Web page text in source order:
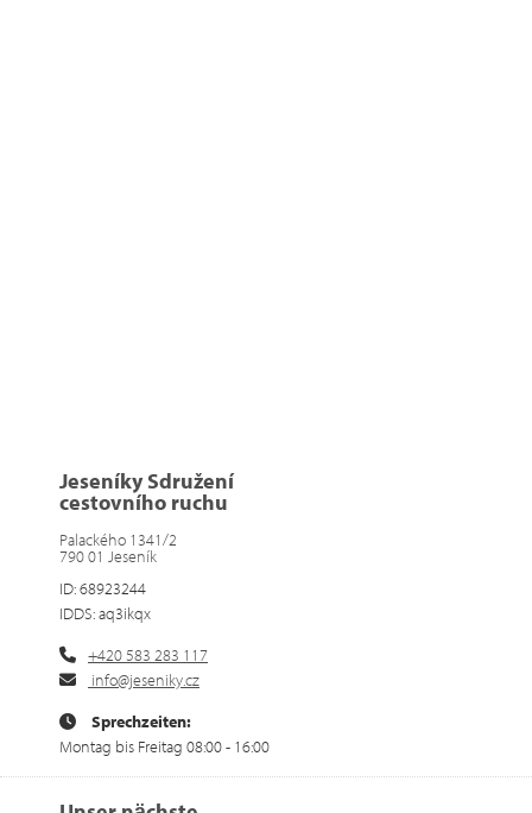
Jeseníky Sdružení
cestovního ruchu
Palackého 1341/2
790 01 Jeseník
ID: 68923244
IDDS: aq3ikqx
+420 583 283 117
info@jeseniky.cz
Sprechzeiten:
Montag bis Freitag 08:00 - 16:00